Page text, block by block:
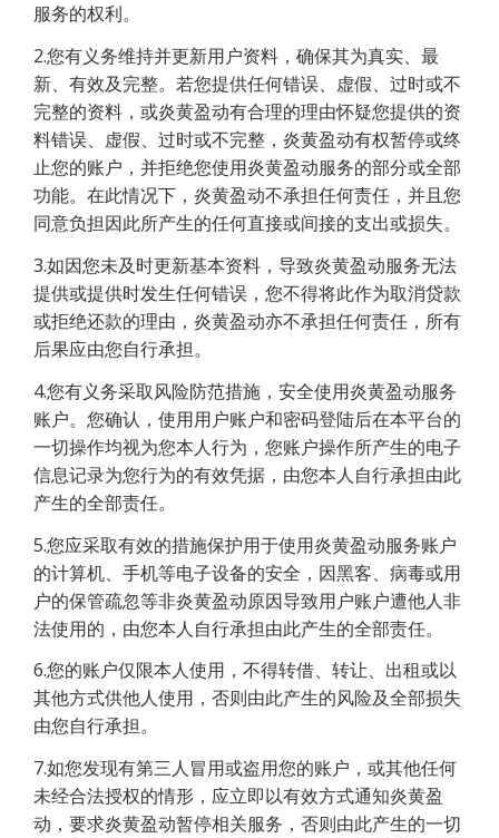
服务的权利。
2.您有义务维持并更新用户资料，确保其为真实、最
新、有效及完整。若您提供任何错误、虚假、过时或不
完整的资料，或炎黄盈动有合理的理由怀疑您提供的资
料错误、虚假、过时或不完整，炎黄盈动有权暂停或终
止您的账户，并拒绝您使用炎黄盈动服务的部分或全部
功能。在此情况下，炎黄盈动不承担任何责任，并且您
同意负担因此所产生的任何直接或间接的支出或损失。
3.如因您未及时更新基本资料，导致炎黄盈动服务无法
提供或提供时发生任何错误，您不得将此作为取消贷款
或拒绝还款的理由，炎黄盈动亦不承担任何责任，所有
后果应由您自行承担。
4.您有义务采取风险防范措施，安全使用炎黄盈动服务
账户。您确认，使用用户账户和密码登陆后在本平台的
一切操作均视为您本人行为，您账户操作所产生的电子
信息记录为您行为的有效凭据，由您本人自行承担由此
产生的全部责任。
5.您应采取有效的措施保护用于使用炎黄盈动服务账户
的计算机、手机等电子设备的安全，因黑客、病毒或用
户的保管疏忽等非炎黄盈动原因导致用户账户遭他人非
法使用的，由您本人自行承担由此产生的全部责任。
6.您的账户仅限本人使用，不得转借、转让、出租或以
其他方式供他人使用，否则由此产生的风险及全部损失
由您自行承担。
7.如您发现有第三人冒用或盗用您的账户，或其他任何
未经合法授权的情形，应立即以有效方式通知炎黄盈
动，要求炎黄盈动暂停相关服务，否则由此产生的一切